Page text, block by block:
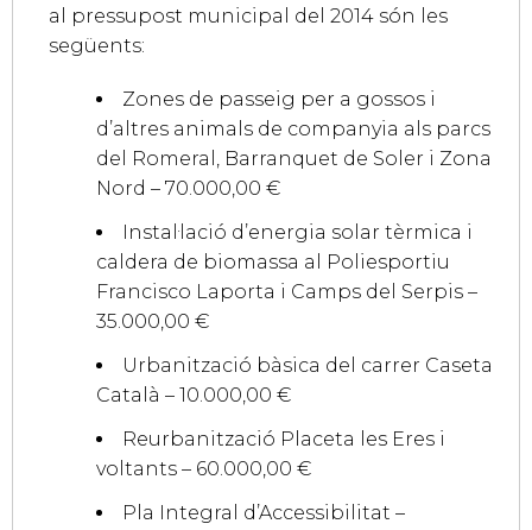
al pressupost municipal del 2014 són les
següents:
Zones de passeig per a gossos i
d’altres animals de companyia als parcs
del Romeral, Barranquet de Soler i Zona
Nord – 70.000,00 €
Instal·lació d’energia solar tèrmica i
caldera de biomassa al Poliesportiu
Francisco Laporta i Camps del Serpis –
35.000,00 €
Urbanització bàsica del carrer Caseta
Català – 10.000,00 €
Reurbanització Placeta les Eres i
voltants – 60.000,00 €
Pla Integral d’Accessibilitat –